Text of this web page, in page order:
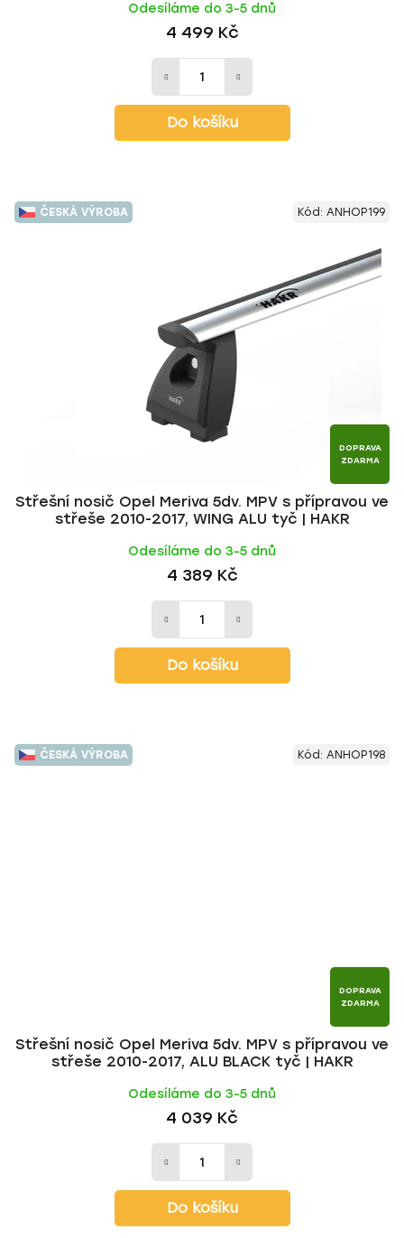
Odesíláme do 3-5 dnů
4 499 Kč
Do košíku
ČESKÁ VÝROBA
DOPRAVA
ZDARMA
Střešní nosič Opel Meriva 5dv. MPV s přípravou ve
střeše 2010-2017, WING ALU tyč | HAKR
Odesíláme do 3-5 dnů
4 389 Kč
Do košíku
Kód: ANHOP199
ČESKÁ VÝROBA
DOPRAVA
ZDARMA
Střešní nosič Opel Meriva 5dv. MPV s přípravou ve
střeše 2010-2017, ALU BLACK tyč | HAKR
Odesíláme do 3-5 dnů
4 039 Kč
Do košíku
Kód: ANHOP198